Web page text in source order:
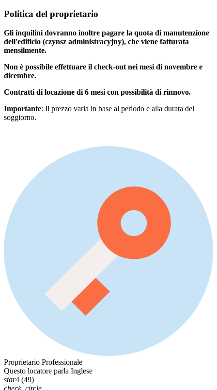
Politica del proprietario
Gli inquilini dovranno inoltre pagare la quota di manutenzione
dell'edificio (czynsz administracyjny), che viene fatturata
mensilmente.
Non è possibile effettuare il check-out nei mesi di novembre e
dicembre.
Contratti di locazione di 6 mesi con possibilità di rinnovo.
Importante: Il prezzo varia in base al periodo e alla durata del
soggiorno.
Proprietario Professionale
Questo locatore parla Inglese
star4 (49)
check_circle